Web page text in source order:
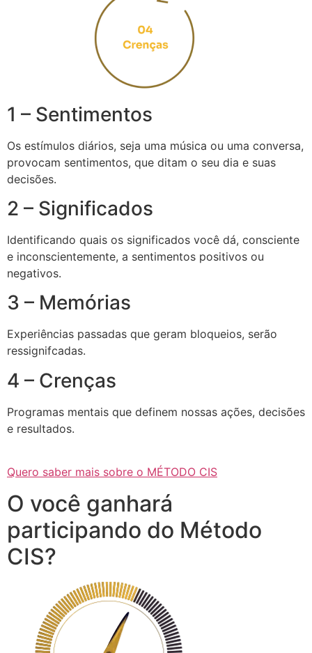
1 – Sentimentos
Os estímulos diários, seja uma música ou uma conversa,
provocam sentimentos, que ditam o seu dia e suas
decisões.
2 – Significados
Identificando quais os significados você dá, consciente
e inconscientemente, a sentimentos positivos ou
negativos.
3 – Memórias
Experiências passadas que geram bloqueios, serão
ressignifcadas.
4 – Crenças
Programas mentais que definem nossas ações, decisões
e resultados.
Quero saber mais sobre o MÉTODO CIS
O você ganhará
participando do Método
CIS?